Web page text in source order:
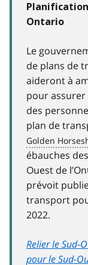
Ontario
Le
de plans de
aideront à
pour
des
plan de
ébauches
Ouest de
prévoit
transport
2022.
Relier le Sud-
pour le Sud-